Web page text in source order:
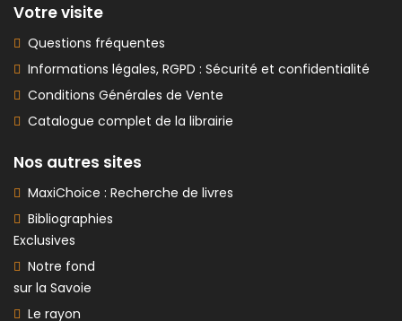
Votre visite
Questions fréquentes
Informations légales, RGPD : Sécurité et confidentialité
Conditions Générales de Vente
Catalogue complet de la librairie
Nos autres sites
MaxiChoice : Recherche de livres
Bibliographies
Exclusives
Notre fond
sur la Savoie
Le rayon